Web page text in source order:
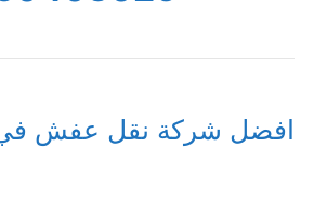
افضل شركة نقل عفش